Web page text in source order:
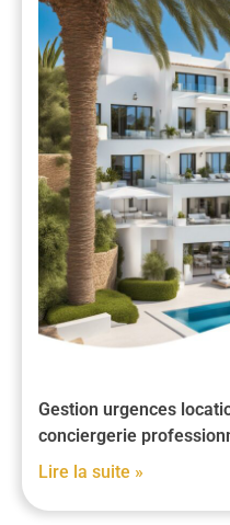
Gestion urgences
conciergerie
Lire la suite »